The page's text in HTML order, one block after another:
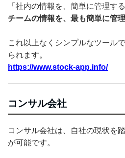
「社内の情報を、簡単に管理す
チームの情報を、最も簡単に管
これ以上なくシンプルなツール
られます。
https://www.stock-app.info/
コンサル会社
コンサル会社は、自社の現状を
が可能です。